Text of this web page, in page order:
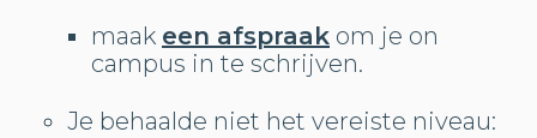
maak een afspraak om je on
campus in te schrijven.
Je behaalde niet het vereiste niveau: